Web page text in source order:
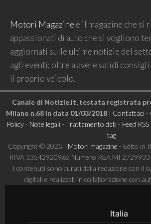
Motori Magazine è il magazine che si
appassionati di auto che si vogliono
aggiornati sulle ultime notizie del
agli eventi; oltre a avere validi
il proprio veicolo.
Canale di Notizie.it, testata registrata
Milano n.68 in data 01/03/2018| Contattaci-
Policy- Note legali- Trattamento dati- Feed RSS
tag
Copyright © 2025 | Motori magazine - Edito in
P.IVA 13542920965 Numero REA MI 2729933
I contenuti sono curati dalla redazione con il
digitali e realizzati in collaborazione con
Italia